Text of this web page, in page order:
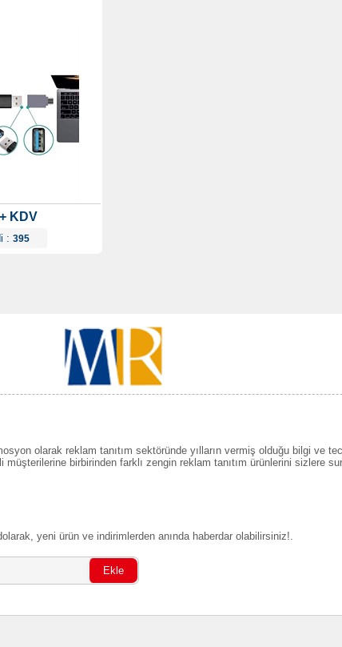
KDV
: 395
olarak reklam tanıtım sektöründe yılların vermiş olduğu bilgi ve
müşterilerine birbirinden farklı zengin reklam tanıtım ürünlerini sizlere
yeni ürün ve indirimlerden anında haberdar olabilirsiniz!.
Ekle